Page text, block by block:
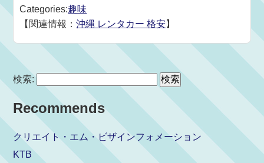
Categories:趣味
【関連情報：沖縄 レンタカー 格安】
検索:
Recommends
クリエイト・エム・ビザインフォメーション
KTB